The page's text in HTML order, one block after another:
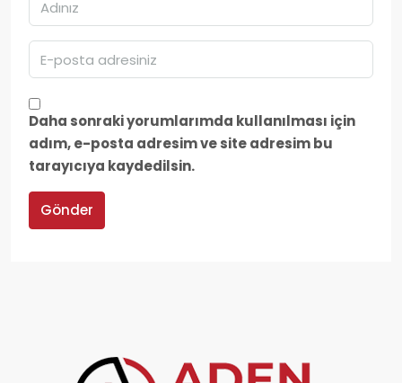
Daha sonraki yorumlarımda kullanılması için
adım, e-posta adresim ve site adresim bu
tarayıcıya kaydedilsin.
Gönder